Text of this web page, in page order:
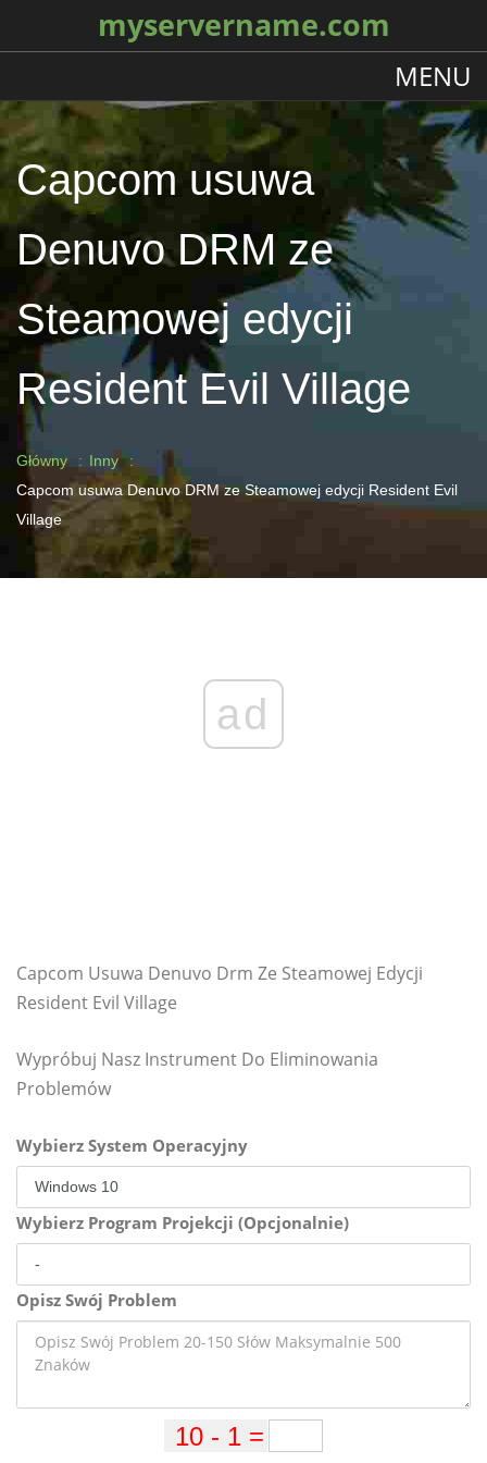
myservername.com
MENU
Capcom usuwa
Denuvo DRM ze
Steamowej edycji
Resident Evil Village
Główny
Inny
Capcom usuwa Denuvo DRM ze Steamowej edycji Resident Evil
Village
ad
Capcom Usuwa Denuvo Drm Ze Steamowej Edycji
Resident Evil Village
Wypróbuj Nasz Instrument Do Eliminowania
Problemów
Wybierz System Operacyjny
Wybierz Program Projekcji (Opcjonalnie)
Opisz Swój Problem